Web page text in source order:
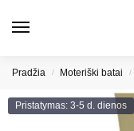
Pradžia / Moteriški batai /
Pristatymas: 3-5 d. dienos